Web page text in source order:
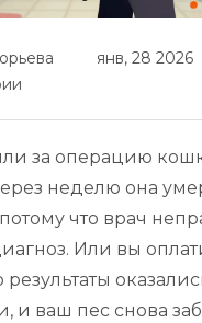
янв, 28 2026
за операцию
неделю она
что врач
Или вы
результаты
и ваш пес снова